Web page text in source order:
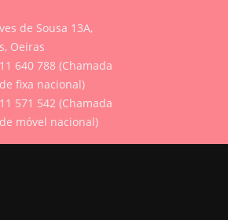
de Sousa 13A,
Oeiras
640 788 (Chamada
fixa nacional)
571 542 (Chamada
móvel nacional)